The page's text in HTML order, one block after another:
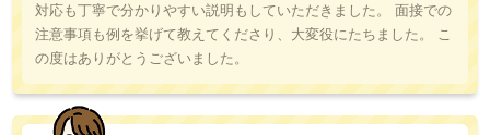
対応も丁寧で分かりやすい説明もしていただきました。 面接での
注意事項も例を挙げて教えてくださり、大変役にたちました。 こ
の度はありがとうございました。